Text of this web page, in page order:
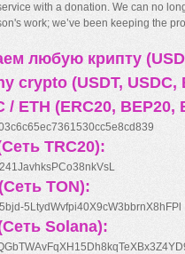
with a donation. We can no
work; we’ve been keeping the
любую крипту
crypto (USDT, USDC,
/ ETH (ERC20, BEP20,
TRC20):
TON):
5LtydWvfpi40X9cW3bbrnX8hFPl
Solana):